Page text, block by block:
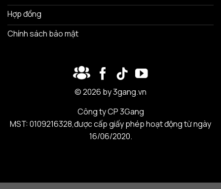
Hợp đồng
Chính sách bảo mật
© 2026 by 3gang.vn
Công ty CP 3Gang
MST: 0109216328,được cấp giấy phép hoạt động từ ngày
16/06/2020.